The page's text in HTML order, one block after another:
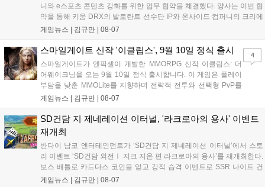
니와 e스포츠 콘텐츠 강화를 위한 업무 협약을 체결했다. 양사는 이번 협
약을 통해 키움 DRX의 발로란트 선수단 IP와 온사이드 컴퍼니의 크리에
이터 네트워크를 결합하여 정규 및 특별 콘텐츠를 공동 기획한다. 또한
오프라인 연계 프로그램을 순차적으로 선보이며 e스포츠 생태계 확장에
게임뉴스 | 김규만 | 08-07
스마일게이트 신작 '이클립스', 9월 10일 정식 출시
스마일게이트가 엔픽셀이 개발한 MMORPG 신작 이클립스: 더
어웨이크닝을 오는 9월 10일 정식 출시합니다. 이 게임은 플레이
부담을 낮춘 MMOLite를 지향하며 전략적 전투와 선택형 PvP를
특징으로 합니다. 현재 공식 홈페이지와 앱 마켓에서 사전등록을
니다. 또한 카카오톡 채널 추가 시 주차별 스페셜 쿠폰과 한정 스
킨, 경품 이벤트 등 풍성한 혜택을 마련해 이용자들의 기대를 모
으고 있습니다....
게임뉴스 | 김규만 | 08-07
4
SD건담 지 제네레이션 이터널, '라크로아의 용사' 이벤트
재개최
반다이 남코 엔터테인먼트가 ‘SD건담 지 제네레이션 이터널’에서 스토
리 이벤트 ‘SD건담 외전Ⅰ 지크 지온 편 라크로아의 용사’를 재개최한다.
보스 배틀로 카드다스 코인을 얻고 강적 습격 이벤트로 SSR 나이트 건
담을 획득할 수 있다. 로그인 보너스로 최대 다이아 3,000개를 지급하며,
게임뉴스 | 김규만 | 08-07